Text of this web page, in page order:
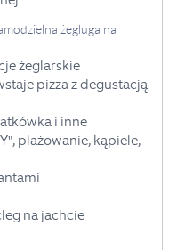
żegluga na
żeglarskie
pizza z degustacją
i inne
plażowanie, kąpiele,
na jachcie